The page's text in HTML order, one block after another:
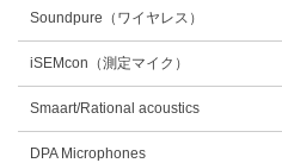
Soundpure（ワイヤレス）
iSEMcon（測定マイク）
Smaart/Rational acoustics
DPA Microphones